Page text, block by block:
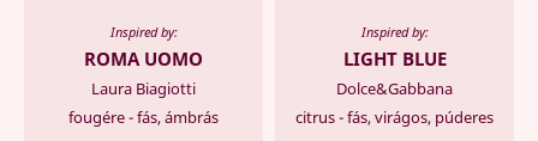
Inspired by:
ROMA UOMO
Laura Biagiotti
fougére - fás, ámbrás
Inspired by:
LIGHT BLUE
Dolce&Gabbana
citrus - fás, virágos, púderes